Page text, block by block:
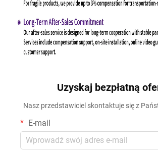
Uzyskaj bezpłatną
Nasz przedstawiciel skontaktuje się z
E-mail